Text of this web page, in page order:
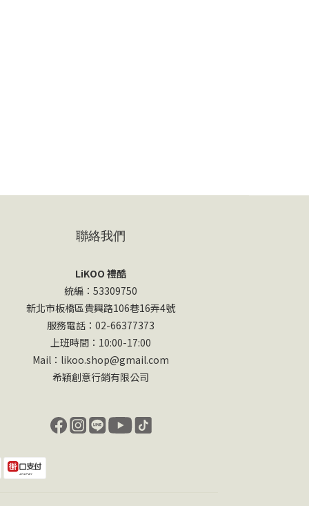
聯絡我們
LiKOO 禮酷
統編：53309750
新北市板橋區貴興路106巷16弄4號
服務電話：02-66377373
上班時間：10:00-17:00
Mail：likoo.shop@gmail.com
希穎創意行銷有限公司